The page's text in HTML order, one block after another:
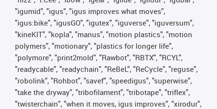
"igumid", "igus", "igus improves what moves",
"igus:bike", "igusGO", "igutex", "iguverse", "iguversum",
"kineKIT", "kopla", "manus", "motion plastics", "motion
polymers", "motionary", "plastics for longer life",
"polymore", "print2mold", "Rawbot", "RBTX", "RCYL",
"readycable", "readychain", "ReBeL", "ReCycle", "reguse",
"robolink", "Rohbot", "savef", "speedigus", "superwise",
"take the dryway", "tribofilament", "tribotape", "triflex",
"twisterchain", "when it moves, igus improves", "xirodur",